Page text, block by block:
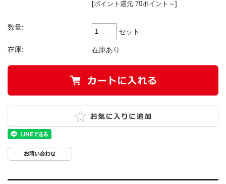
[ポイント還元 70ポイント～]
数量:
セット
在庫: 在庫あり